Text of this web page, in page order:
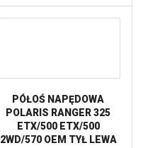
PÓŁOŚ NAPĘDOWA
POLARIS RANGER 325
ETX/500 ETX/500
2WD/570 OEM TYŁ LEWA